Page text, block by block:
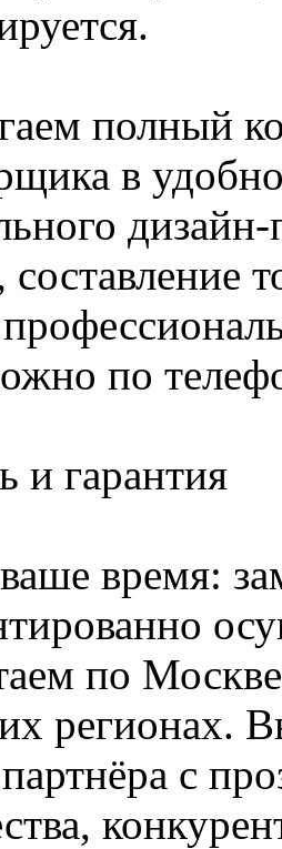
полный
в
дизайн-
по
и гарантия
время:
по
регионах.
с